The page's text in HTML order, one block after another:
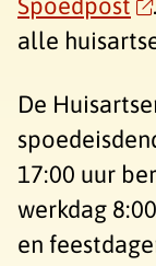
alle
De
17:00 uur
werkdag
en